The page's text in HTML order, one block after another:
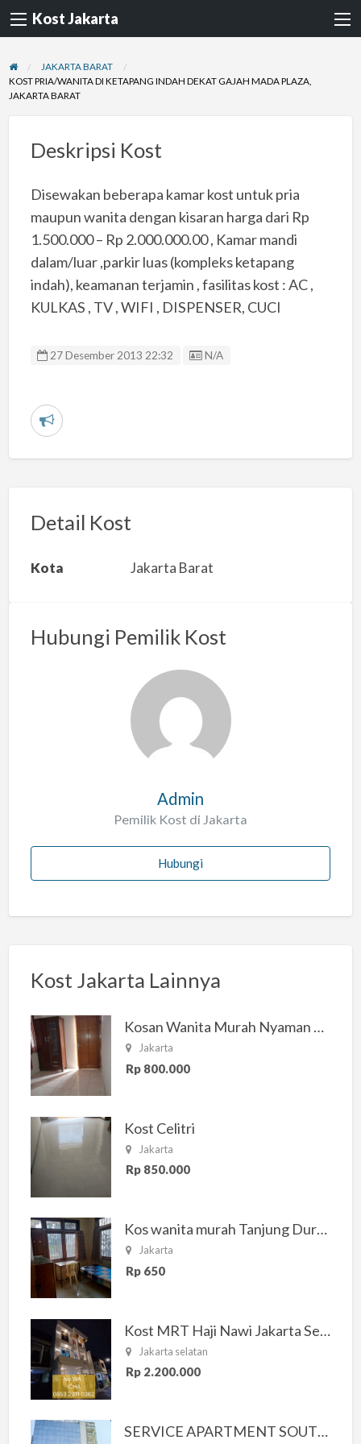
Kost Jakarta
JAKARTA BARAT
KOST PRIA/WANITA DI KETAPANG INDAH DEKAT GAJAH MADA PLAZA,
JAKARTA BARAT
Deskripsi Kost
Disewakan beberapa kamar kost untuk pria
maupun wanita dengan kisaran harga dari Rp
1.500.000 – Rp 2.000.000.00 , Kamar mandi
dalam/luar ,parkir luas (kompleks ketapang
indah), keamanan terjamin , fasilitas kost : AC ,
KULKAS , TV , WIFI , DISPENSER, CUCI
27 Desember 2013 22:32 Listing ID
N/A
L
r
a
s
Detail Kost
Kota Jakarta Barat
Hubungi Pemilik Kost
Admin
Pemilik Kost di Jakarta
Hubungi
Kost Jakarta Lainnya
Kosan Wanita Murah Nyaman di Jakarta Selatan
Jakarta
Rp 800.000
Kost Celitri
Jakarta
Rp 850.000
Kos wanita murah Tanjung Duren Jakarta Barat
Jakarta
Rp 650
Kost MRT Haji Nawi Jakarta Selatan
Jakarta selatan
Rp 2.200.000
SERVICE APARTMENT SOUTH RESIDENCE